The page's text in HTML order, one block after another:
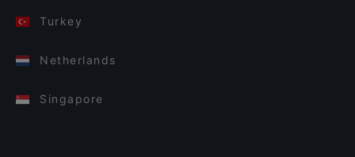
Turkey
Netherlands
Singapore